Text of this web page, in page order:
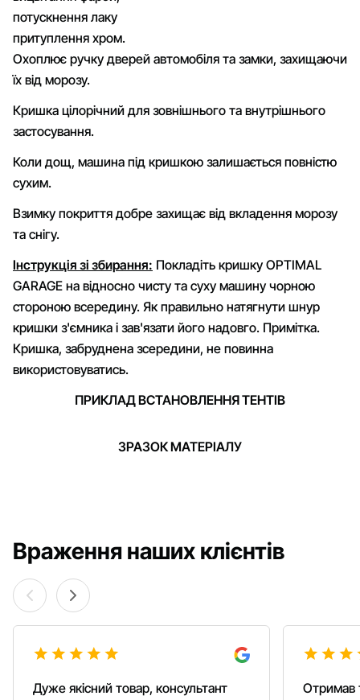
потускнення лаку
притуплення хром.
Охоплює ручку дверей автомобіля та замки, захищаючи
їх від морозу.
Кришка цілорічний для зовнішнього та внутрішнього
застосування.
Коли дощ, машина під кришкою залишається повністю
сухим.
Взимку покриття добре захищає від вкладення морозу
та снігу.
Інструкція зі збирання: Покладіть кришку OPTIMAL
GARAGE на відносно чисту та суху машину чорною
стороною всередину. Як правильно натягнути шнур
кришки з'ємника і зав'язати його надовго. Примітка.
Кришка, забруднена зсередини, не повинна
використовуватись.
ПРИКЛАД ВСТАНОВЛЕННЯ ТЕНТІВ
ЗРАЗОК МАТЕРІАЛУ
Враження наших клієнтів
Дуже якісний товар, консультант
Отримав